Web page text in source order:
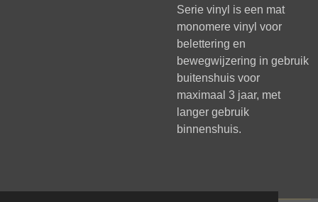
Serie vinyl is een mat
monomere vinyl voor
belettering en
bewegwijzering in gebruik
buitenshuis voor
maximaal 3 jaar, met
langer gebruik
binnenshuis.